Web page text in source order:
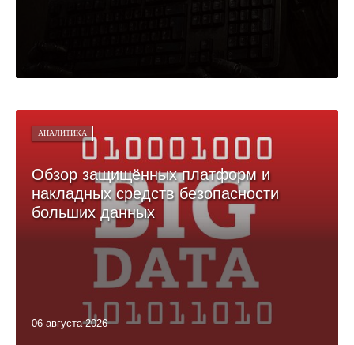
АНАЛИТИКА
Обзор защищённых платформ и
накладных средств безопасности
больших данных
06 августа 2026